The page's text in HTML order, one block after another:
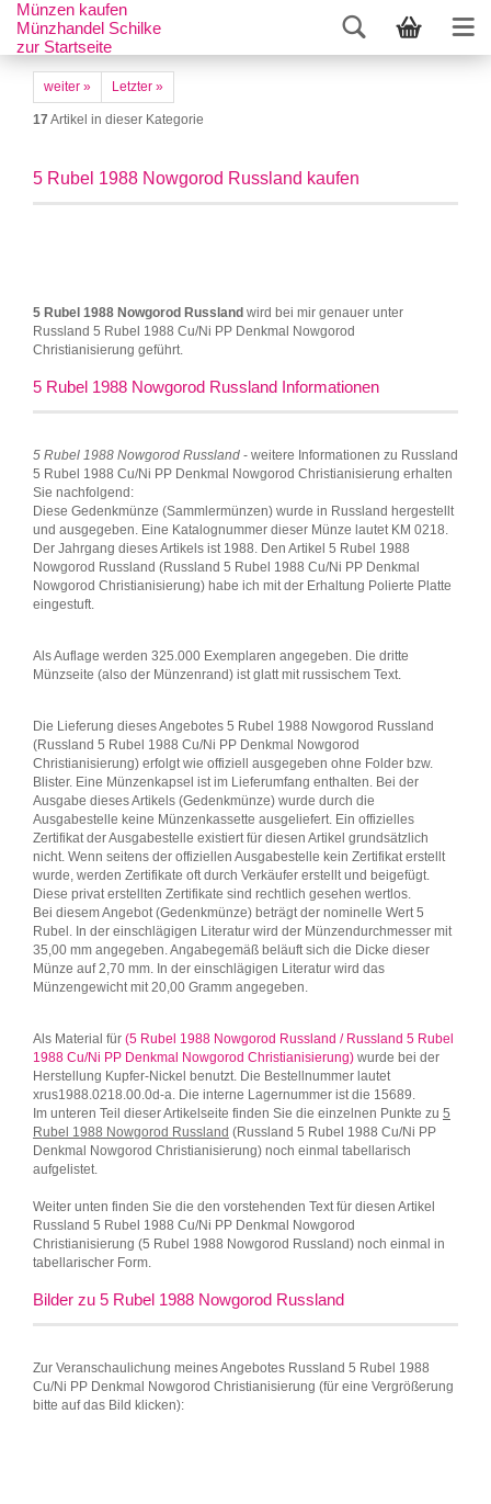
Münzen kaufen
Münzhandel Schilke
zur Startseite
weiter » Letzter »
17 Artikel in dieser Kategorie
5 Rubel 1988 Nowgorod Russland kaufen
5 Rubel 1988 Nowgorod Russland wird bei mir genauer unter
Russland 5 Rubel 1988 Cu/Ni PP Denkmal Nowgorod
Christianisierung geführt.
5 Rubel 1988 Nowgorod Russland Informationen
5 Rubel 1988 Nowgorod Russland - weitere Informationen zu Russland
5 Rubel 1988 Cu/Ni PP Denkmal Nowgorod Christianisierung erhalten
Sie nachfolgend:
Diese Gedenkmünze (Sammlermünzen) wurde in Russland hergestellt
und ausgegeben. Eine Katalognummer dieser Münze lautet KM 0218.
Der Jahrgang dieses Artikels ist 1988. Den Artikel 5 Rubel 1988
Nowgorod Russland (Russland 5 Rubel 1988 Cu/Ni PP Denkmal
Nowgorod Christianisierung) habe ich mit der Erhaltung Polierte Platte
eingestuft.
Als Auflage werden 325.000 Exemplaren angegeben. Die dritte
Münzseite (also der Münzenrand) ist glatt mit russischem Text.
Die Lieferung dieses Angebotes 5 Rubel 1988 Nowgorod Russland
(Russland 5 Rubel 1988 Cu/Ni PP Denkmal Nowgorod
Christianisierung) erfolgt wie offiziell ausgegeben ohne Folder bzw.
Blister. Eine Münzenkapsel ist im Lieferumfang enthalten. Bei der
Ausgabe dieses Artikels (Gedenkmünze) wurde durch die
Ausgabestelle keine Münzenkassette ausgeliefert. Ein offizielles
Zertifikat der Ausgabestelle existiert für diesen Artikel grundsätzlich
nicht. Wenn seitens der offiziellen Ausgabestelle kein Zertifikat erstellt
wurde, werden Zertifikate oft durch Verkäufer erstellt und beigefügt.
Diese privat erstellten Zertifikate sind rechtlich gesehen wertlos.
Bei diesem Angebot (Gedenkmünze) beträgt der nominelle Wert 5
Rubel. In der einschlägigen Literatur wird der Münzendurchmesser mit
35,00 mm angegeben. Angabegemäß beläuft sich die Dicke dieser
Münze auf 2,70 mm. In der einschlägigen Literatur wird das
Münzengewicht mit 20,00 Gramm angegeben.
Als Material für (5 Rubel 1988 Nowgorod Russland / Russland 5 Rubel
1988 Cu/Ni PP Denkmal Nowgorod Christianisierung) wurde bei der
Herstellung Kupfer-Nickel benutzt. Die Bestellnummer lautet
xrus1988.0218.00.0d-a. Die interne Lagernummer ist die 15689.
Im unteren Teil dieser Artikelseite finden Sie die einzelnen Punkte zu 5
Rubel 1988 Nowgorod Russland (Russland 5 Rubel 1988 Cu/Ni PP
Denkmal Nowgorod Christianisierung) noch einmal tabellarisch
aufgelistet.
Weiter unten finden Sie die den vorstehenden Text für diesen Artikel
Russland 5 Rubel 1988 Cu/Ni PP Denkmal Nowgorod
Christianisierung (5 Rubel 1988 Nowgorod Russland) noch einmal in
tabellarischer Form.
Bilder zu 5 Rubel 1988 Nowgorod Russland
Zur Veranschaulichung meines Angebotes Russland 5 Rubel 1988
Cu/Ni PP Denkmal Nowgorod Christianisierung (für eine Vergrößerung
bitte auf das Bild klicken):